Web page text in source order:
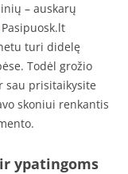
– auskarų
Pasipuosk.lt
turi didelę
Todėl grožio
sau prisitaikysite
skoniui renkantis
ypatingoms